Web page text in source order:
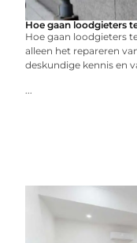
Hoe gaan loodgieters
Hoe gaan loodgieters
alleen het repareren
deskundige kennis en
...